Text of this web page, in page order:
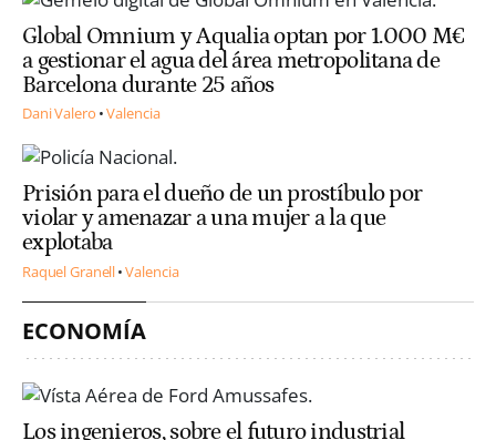
Global Omnium y Aqualia optan por 1.000 M€
a gestionar el agua del área metropolitana de
Barcelona durante 25 años
Dani Valero Valencia
Prisión para el dueño de un prostíbulo por
violar y amenazar a una mujer a la que
explotaba
Raquel Granell Valencia
ECONOMÍA
Los ingenieros, sobre el futuro industrial